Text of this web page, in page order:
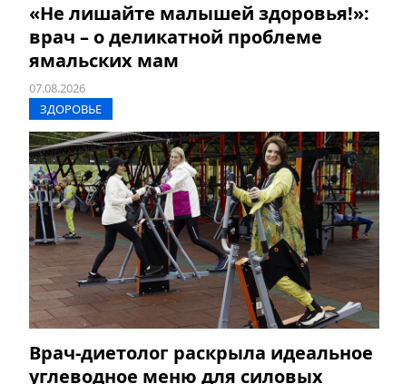
«Не лишайте малышей здоровья!»:
врач – о деликатной проблеме
ямальских мам
07.08.2026
ЗДОРОВЬЕ
Врач-диетолог раскрыла идеальное
углеводное меню для силовых